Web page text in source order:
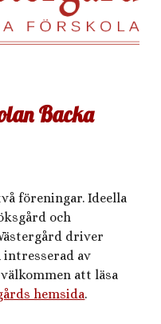
Backa
föreningar. Ideella
och
driver
intresserad av
att läsa
hemsida.